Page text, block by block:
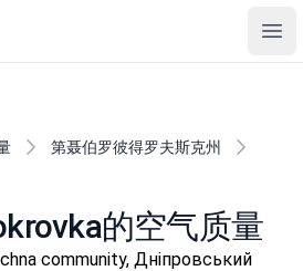
第聂伯罗彼得罗夫斯克州
的空气质量
community, Дніпровський